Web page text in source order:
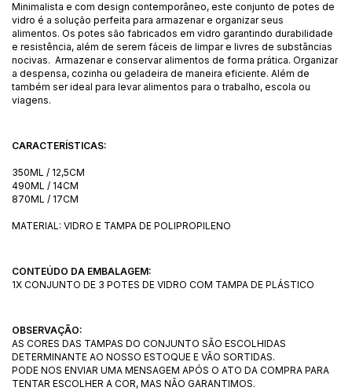
Minimalista e com design contemporâneo, este conjunto de potes de
vidro é a solução perfeita para armazenar e organizar seus
alimentos. Os potes são fabricados em vidro garantindo durabilidade
e resistência, além de serem fáceis de limpar e livres de substâncias
nocivas. Armazenar e conservar alimentos de forma prática. Organizar
a despensa, cozinha ou geladeira de maneira eficiente. Além de
também ser ideal para levar alimentos para o trabalho, escola ou
viagens.
CARACTERÍSTICAS:
350ML / 12,5CM
490ML / 14CM
870ML / 17CM
MATERIAL: VIDRO E TAMPA DE POLIPROPILENO
CONTEÚDO DA EMBALAGEM:
1X CONJUNTO DE 3 POTES DE VIDRO COM TAMPA DE PLÁSTICO
OBSERVAÇÃO:
AS CORES DAS TAMPAS DO CONJUNTO SÃO ESCOLHIDAS
DETERMINANTE AO NOSSO ESTOQUE E VÃO SORTIDAS.
PODE NOS ENVIAR UMA MENSAGEM APÓS O ATO DA COMPRA PARA
TENTAR ESCOLHER A COR, MAS NÃO GARANTIMOS.